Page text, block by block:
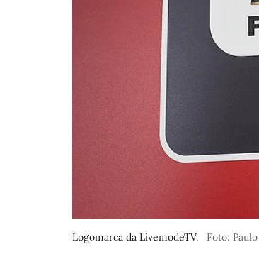
Logomarca da LivemodeTV. Foto: